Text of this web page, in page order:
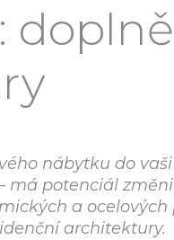
nábytku do vaši
má potenciál
a ocelových
architektury.